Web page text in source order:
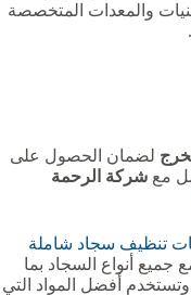
والمعدات المتخصصة
لضمان الحصول على
مع شركة الرحمة
تنظيف سجاد شاملة
أنواع السجاد بما
أفضل المواد التي